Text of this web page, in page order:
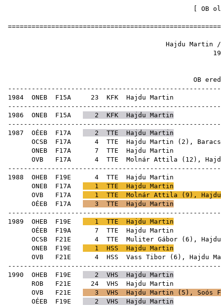
OB
Hajdu Martin
OB
1984 ONEB F15A 23 KFK
1986 ONEB F15A 2 KFK Hajdu Martin
1987 OÉEB F17A 2 TTE Hajdu Martin
OCSB F17A 4 TTE Hajdu Martin ( 2 ),
ONEB F17A 7 TTE
OVB F17A 4 TTE Molnár Attila ( 12 ),
1988 OHEB F19E 4 TTE
ONEB F17A 1 TTE Hajdu Martin
OVB F17A 1 TTE Molnár Attila ( 9 ),
OÉEB F17A 3 TTE Hajdu Martin
1989 OHEB F19E 1 TTE Hajdu Martin
OÉEB F19A 7 TTE
OCSB F21E 4 TTE Muliter Gábor ( 6 ),
ONEB F19E 1 HSS Hajdu Martin
OVB F21E 4 HSS Vass Tibor ( 6 ), Hajdu
1990 OHEB F19E 2 VHS Hajdu Martin
ROB F21E 24 VHS
OVB F21E 3 VHS Hajdu Martin ( 5 ), Soós
OÉEB F19E 2 VHS Hajdu Martin